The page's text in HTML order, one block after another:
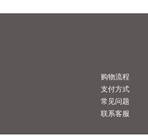
购物流程
支付方式
常见问题
联系客服